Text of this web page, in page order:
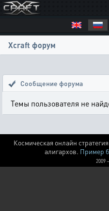
Xcraft форум
Сообщение форума
Темы пользователя не
Космическая онлайн
алигархов. Пример
2009